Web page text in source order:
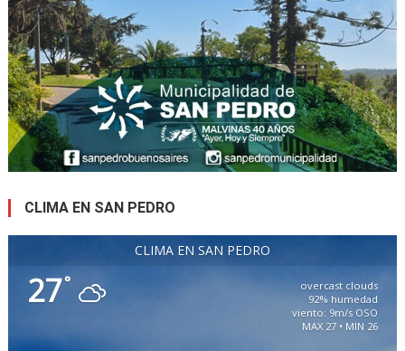
CLIMA EN SAN PEDRO
CLIMA EN SAN PEDRO
27°
overcast clouds
92% humedad
viento: 9m/s OSO
MAX 27 • MIN 26